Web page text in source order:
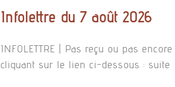
Infolettre du 7 août 2026
INFOLETTRE | Pas reçu ou pas
cliquant sur le lien ci-dessous : suite